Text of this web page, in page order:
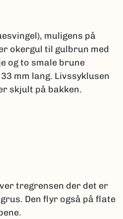
muligens på
okergul til gulbrun med
og to smale brune
mm lang. Livssyklusen
skjult på bakken.
tregrensen der det er
Den flyr også på flate